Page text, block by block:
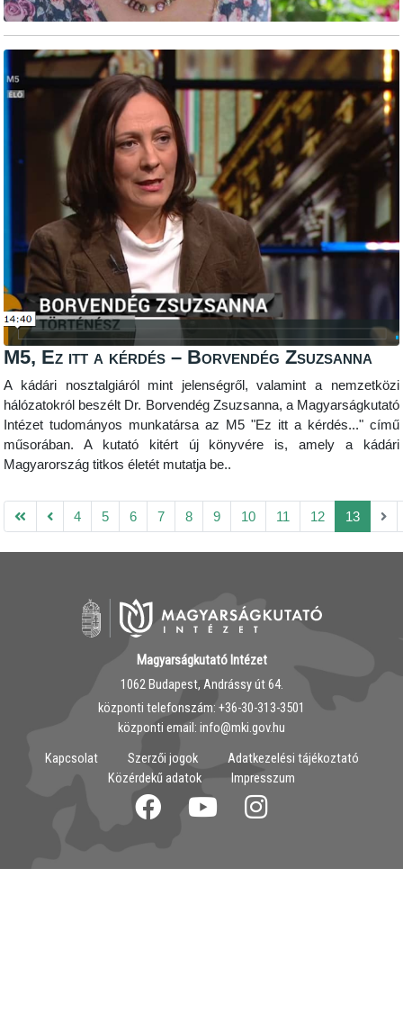
M5, Ez itt a kérdés – Borvendég Zsuzsanna
A kádári nosztalgiáról mint jelenségről, valamint a nemzetközi
hálózatokról beszélt Dr. Borvendég Zsuzsanna, a Magyarságkutató
Intézet tudományos munkatársa az M5 "Ez itt a kérdés..." című
műsorában. A kutató kitért új könyvére is, amely a kádári
Magyarország titkos életét mutatja be..
4 5 6 7 8 9 10 11 12 13
Magyarságkutató Intézet
1062 Budapest, Andrássy út 64.
központi telefonszám: ‭+36-30-313-3501
központi email: info@mki.gov.hu
Kapcsolat
Szerzői jogok
Adatkezelési tájékoztató
Közérdekű adatok
Impresszum